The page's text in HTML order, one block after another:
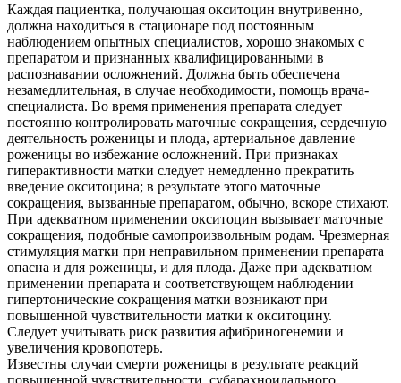
Каждая пациентка, получающая окситоцин внутривенно,
должна находиться в стационаре под постоянным
наблюдением опытных специалистов, хорошо знакомых с
препаратом и признанных квалифицированными в
распознавании осложнений. Должна быть обеспечена
незамедлительная, в случае необходимости, помощь врача-
специалиста. Во время применения препарата следует
постоянно контролировать маточные сокращения, сердечную
деятельность роженицы и плода, артериальное давление
роженицы во избежание осложнений. При признаках
гиперактивности матки следует немедленно прекратить
введение окситоцина; в результате этого маточные
сокращения, вызванные препаратом, обычно, вскоре стихают.
При адекватном применении окситоцин вызывает маточные
сокращения, подобные самопроизвольным родам. Чрезмерная
стимуляция матки при неправильном применении препарата
опасна и для роженицы, и для плода. Даже при адекватном
применении препарата и соответствующем наблюдении
гипертонические сокращения матки возникают при
повышенной чувствительности матки к окситоцину.
Следует учитывать риск развития афибриногенемии и
увеличения кровопотерь.
Известны случаи смерти роженицы в результате реакций
повышенной чувствительности, субарахноидального